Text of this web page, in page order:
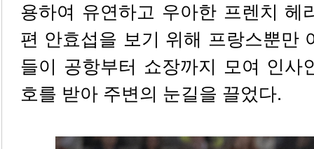
용하여 유연하고 우아한 프렌치 헤
편 안효섭을 보기 위해 프랑스뿐만
들이 공항부터 쇼장까지 모여 인사
호를 받아 주변의 눈길을 끌었다.